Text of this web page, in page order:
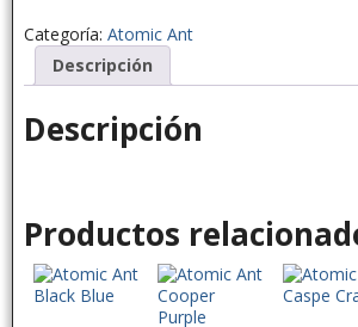
Categoría: Atomic Ant
Descripción
Descripción
Productos